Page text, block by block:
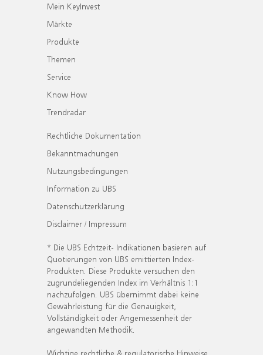
Mein KeyInvest
Märkte
Produkte
Themen
Service
Know How
Trendradar
Rechtliche Dokumentation
Bekanntmachungen
Nutzungsbedingungen
Information zu UBS
Datenschutzerklärung
Disclaimer / Impressum
* Die UBS Echtzeit- Indikationen basieren auf
Quotierungen von UBS emittierten Index-
Produkten. Diese Produkte versuchen den
zugrundeliegenden Index im Verhältnis 1:1
nachzufolgen. UBS übernimmt dabei keine
Gewährleistung für die Genauigkeit,
Vollständigkeit oder Angemessenheit der
angewandten Methodik.